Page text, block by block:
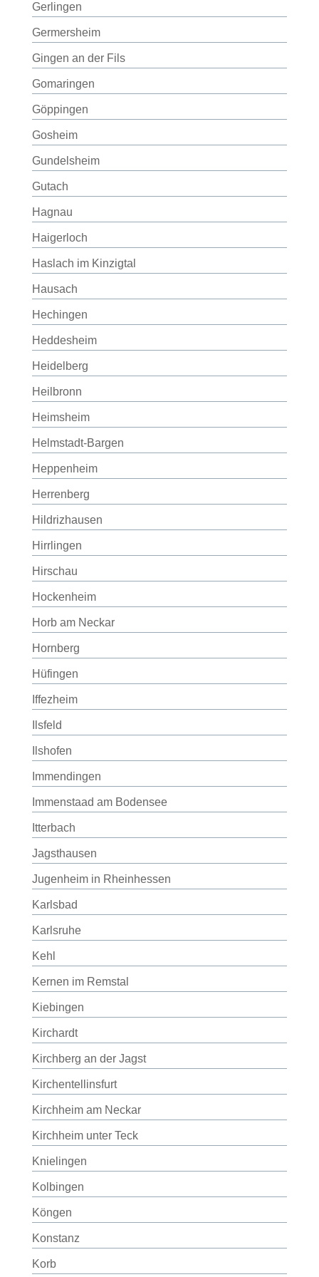
Gerlingen
Germersheim
Gingen an der Fils
Gomaringen
Göppingen
Gosheim
Gundelsheim
Gutach
Hagnau
Haigerloch
Haslach im Kinzigtal
Hausach
Hechingen
Heddesheim
Heidelberg
Heilbronn
Heimsheim
Helmstadt-Bargen
Heppenheim
Herrenberg
Hildrizhausen
Hirrlingen
Hirschau
Hockenheim
Horb am Neckar
Hornberg
Hüfingen
Iffezheim
Ilsfeld
Ilshofen
Immendingen
Immenstaad am Bodensee
Itterbach
Jagsthausen
Jugenheim in Rheinhessen
Karlsbad
Karlsruhe
Kehl
Kernen im Remstal
Kiebingen
Kirchardt
Kirchberg an der Jagst
Kirchentellinsfurt
Kirchheim am Neckar
Kirchheim unter Teck
Knielingen
Kolbingen
Köngen
Konstanz
Korb